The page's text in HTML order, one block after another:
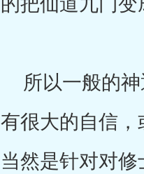
所以一般的神
有很大的自信
当然是针对对